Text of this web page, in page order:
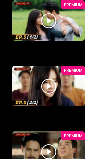
PREMIUM
PREMIUM
PREMIUM